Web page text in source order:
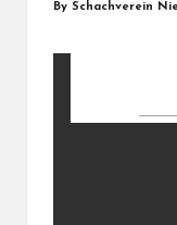
By Schachverein